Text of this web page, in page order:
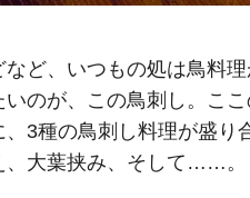
ど、いつもの処は鳥料
のが、この鳥刺し。ここ
3種の鳥刺し料理が盛り
、大葉挟み、そして……。